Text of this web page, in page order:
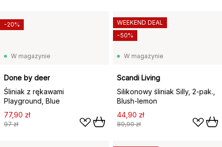
W magazynie
Done by deer
Śliniak z rękawami
Playground, Blue
77,90 zł
97 zł
-20%
W magazynie
Scandi Living
Silikonowy śliniak Silly, 2-pak.,
Blush-lemon
44,90 zł
89,90 zł
WEEKEND DEAL
-50%